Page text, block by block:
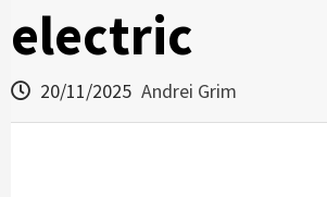
electric
20/11/2025 Andrei Grim